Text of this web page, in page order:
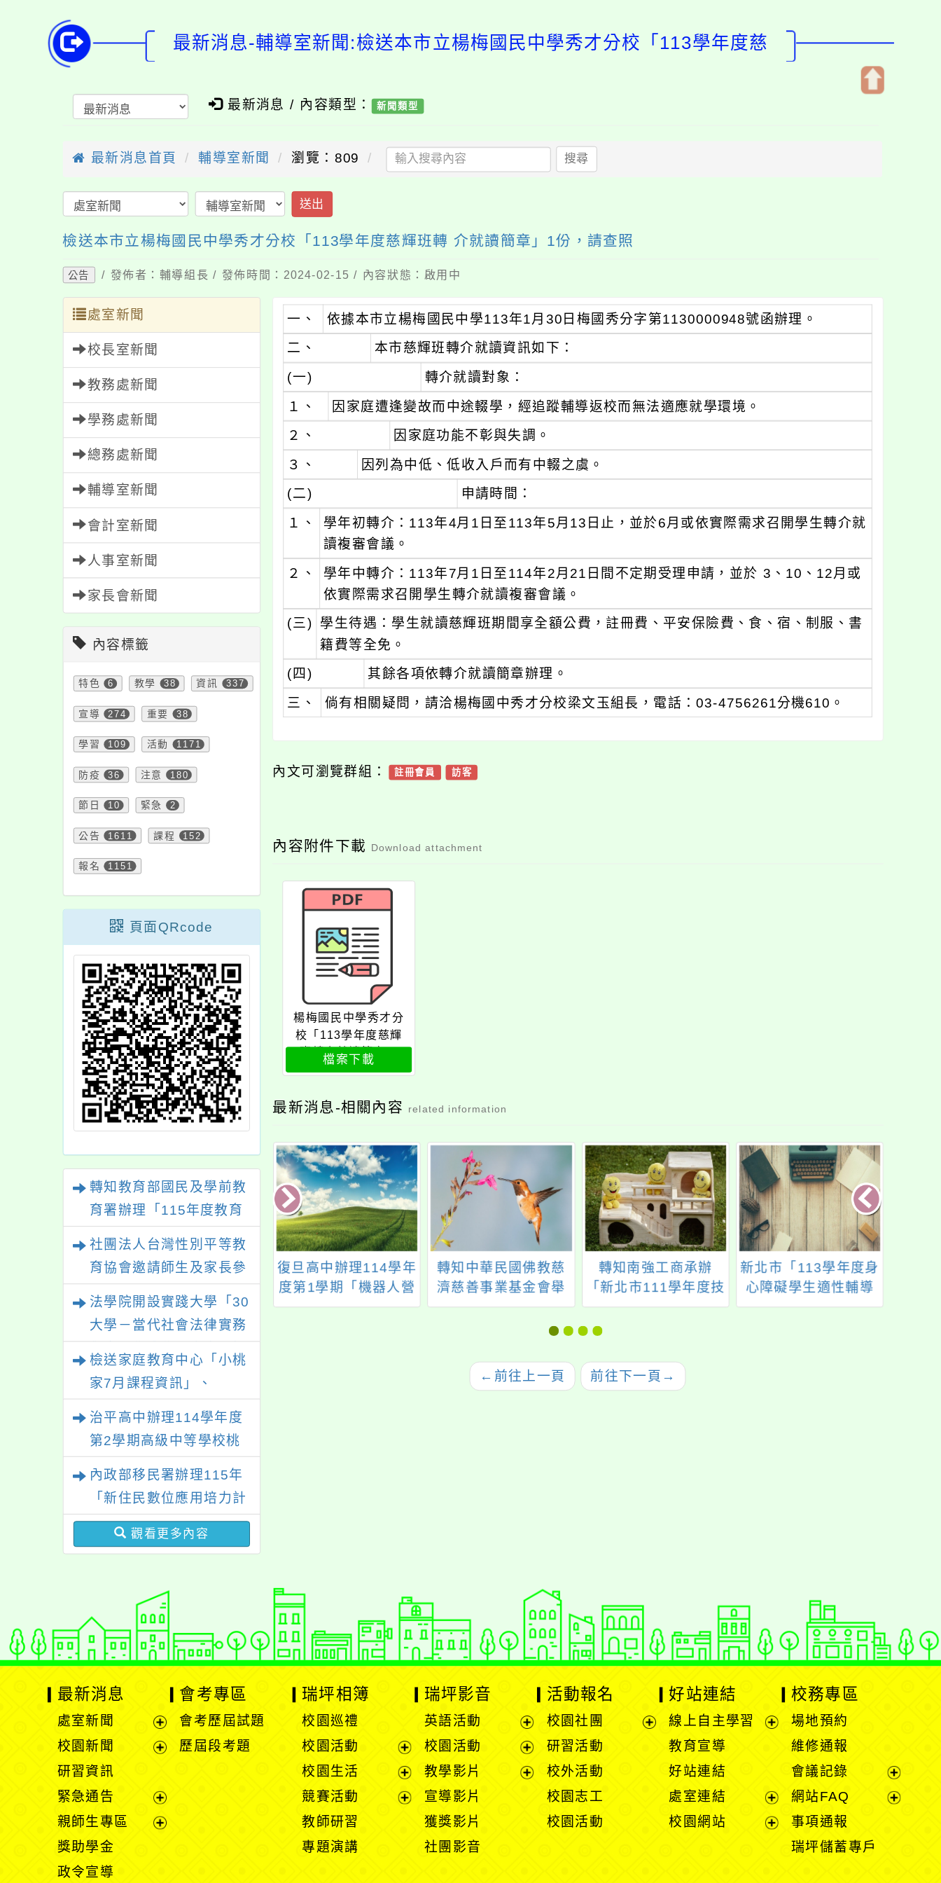
最新消息-輔導室新聞:檢送本市立楊梅國民中學秀才分校「113學年度慈
最新消息 / 內容類型： 新聞類型
最新消息首頁 輔導室新聞 瀏覽：809 搜尋
送出
檢送本市立楊梅國民中學秀才分校「113學年度慈輝班轉 介就讀簡章」1份，請查照
公告 / 發佈者：輔導組長 / 發佈時間：2024-02-15 / 內容狀態：啟用中
處室新聞
校長室新聞
教務處新聞
學務處新聞
總務處新聞
輔導室新聞
會計室新聞
人事室新聞
家長會新聞
內容標籤
特色 6 教學 38 資訊 337
宣導 274 重要 38
學習 109 活動 1171
防疫 36 注意 180
節日 10 緊急 2
公告 1611 課程 152
報名 1151
頁面QRcode
轉知教育部國民及學前教
育署辦理「115年度教育
性別平等教育建置課程與
教學人才庫實施計畫」一
案， 請鼓勵校內教師踴
躍提出申請，請查照。
社團法人台灣性別平等教
育協會邀請師生及家長參
與「幸符製造所：與同志
青少年一起長大」互動式
展覽，歡迎參觀。
法學院開設實踐大學「30
大學－當代社會法律實務
檢送家庭教育中心「小桃
家7月課程資訊」、
「親密關係工作坊」、
「祖孫樂淘桃創意照片徵
件活動」海報各1份
治平高中辦理114學年度
第2學期高級中等學校桃
內政部移民署辦理115年
「新住民數位應用培力計
畫」免費資訊課程一案
觀看更多內容
一、 依據本市立楊梅國民中學113年1月30日梅國秀分字第1130000948號函辦理。
二、 本市慈輝班轉介就讀資訊如下：
(一) 轉介就讀對象：
１、
因家庭遭逢變故而中途輟學，經追蹤輔導返校而無法適應就學環境。
２、
因家庭功能不彰與失調。
３、 因列為中低、低收入戶而有中輟之虞。
(二)
申請時間：
１、
學年初轉介：113年4月1日至113年5月13日止，並於6月或依實際需求召開學生轉介就
讀複審會議。
２、
學年中轉介：113年7月1日至114年2月21日間不定期受理申請，並於 3、10、12月或
依實際需求召開學生轉介就讀複審會議。
(三)
學生待遇：學生就讀慈輝班期間享全額公費，註冊費、平安保險費、食、宿、制服、書
籍費等全免。
(四) 其餘各項依轉介就讀簡章辦理。
三、 倘有相關疑問，請洽楊梅國中秀才分校梁文玉組長，電話：03-4756261分機610。
內文可瀏覽群組： 註冊會員 訪客
內容附件下載 Download attachment
楊梅國民中學秀才分
校「113學年度慈輝
班轉介就讀簡章」
檔案下載
最新消息-相關內容 related information
人臺灣點一盞
關懷協會舉辦
心理學〜走上
修復的道路】
迎有興趣者踴
有關衛生局檢送注意
力不足過動症
（ADHD）教養知能巡
迴親子講座宣導文宣1
復旦高中辦理114學年
度第1學期「機器人營
隊」
轉知中華民國佛教慈
濟慈善事業基金會舉
辦2023年「覺湛舞台
－人生設計高中營」
活動海報
轉知南強工商承辦
「新北市111學年度技
術型高級中等學校未
來新興產業職業試探
新北市「113學年度身
心障礙學生適性輔導
安置」簡章
← 前往上一頁 前往下一頁 →
最新消息
處室新聞
展
單
校園新聞
開
選
單
研習資訊
緊急通告
展
開
親師生專區
獎助學金
政令宣導
會考專區
會考歷屆試題
歷屆段考題
瑞坪相簿
校園巡禮
校園活動
展
開
選
校園生活
展
開
競賽活動
教師研習
專題演講
瑞坪影音
英語活動
展
選
校園活動
展
開
教學影片
宣導影片
獲獎影片
社團影音
活動報名
校園社團
研習活動
校外活動
校園志工
校園活動
好站連結
線上自主學習
單
教育宣導
好站連結
處室連結
展
開
校園網站
校務專區
場地預約
維修通報
會議記錄
展
開
網站FAQ
事項通報
瑞坪儲蓄專戶